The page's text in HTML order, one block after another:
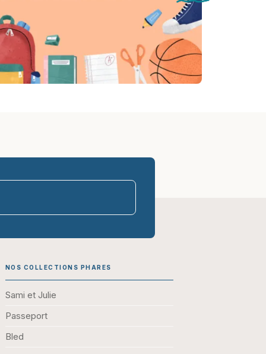
NOS COLLECTIONS PHARES
Sami et Julie
Passeport
Bled